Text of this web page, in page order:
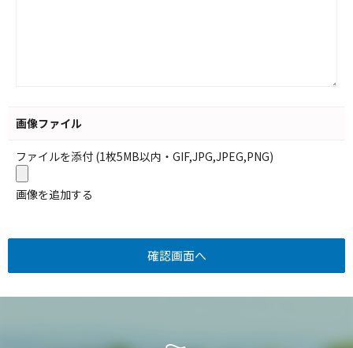
画像ファイル
ファイルを添付 (1枚5MB以内・GIF,JPG,JPEG,PNG)
画像を追加する